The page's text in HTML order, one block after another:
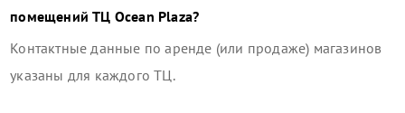
помещенийТЦ Ocean Plaza?
Контактные данные по аренде (или продаже) магазинов
указаны для каждого ТЦ.